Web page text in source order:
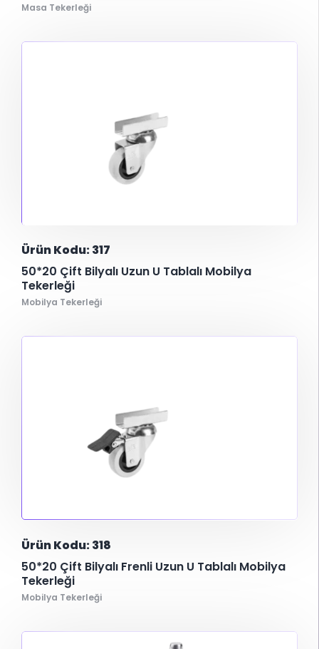
Masa Tekerleği
Ürün Kodu: 317
50*20 Çift Bilyalı Uzun U Tablalı Mobilya
Tekerleği
Mobilya Tekerleği
Ürün Kodu: 318
50*20 Çift Bilyalı Frenli Uzun U Tablalı Mobilya
Tekerleği
Mobilya Tekerleği